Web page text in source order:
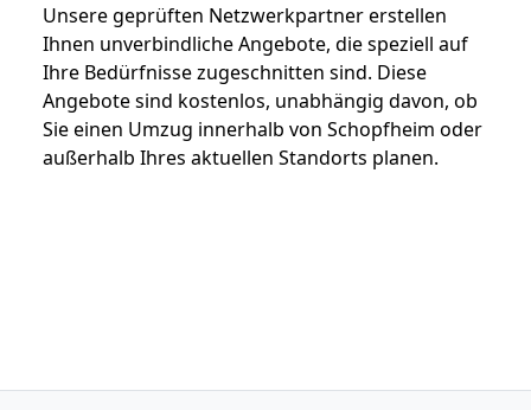
Unsere geprüften Netzwerkpartner erstellen
Ihnen unverbindliche Angebote, die speziell auf
Ihre Bedürfnisse zugeschnitten sind. Diese
Angebote sind kostenlos, unabhängig davon, ob
Sie einen Umzug innerhalb von Schopfheim oder
außerhalb Ihres aktuellen Standorts planen.